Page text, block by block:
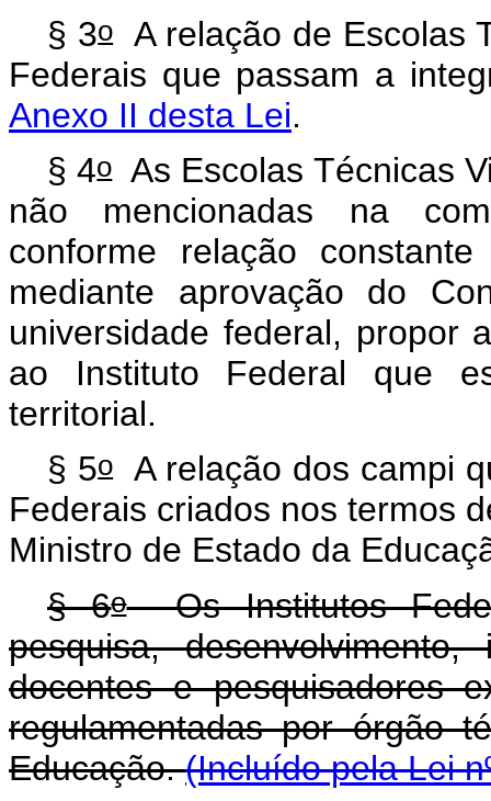
§ 3oA relação de Escolas
Federais que passam a
Anexo II desta Lei.
§ 4oAs Escolas Técnicas
não mencionadas na
conforme relação
mediante aprovação do
universidade federal, propor
ao Instituto Federal que
territorial.
§ 5oA relação dos campi
Federais criados nos termos
Ministro de Estado da
§ 6oOs Institutos
pesquisa,
docentes e pesquisadores
regulamentadas por órgão
Educação.(Incluído pela Lei